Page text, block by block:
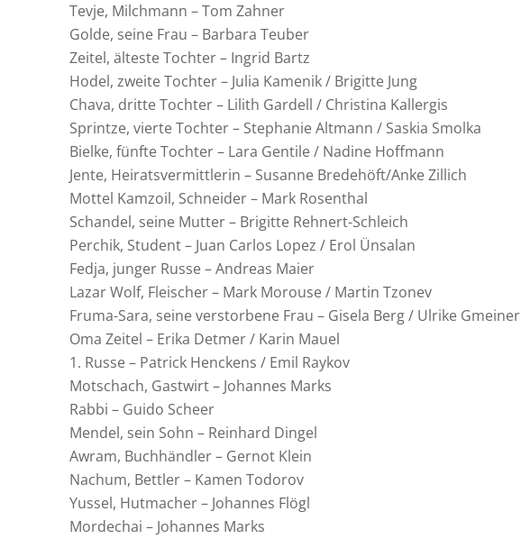
Tevje, Milchmann – Tom Zahner
Golde, seine Frau – Barbara Teuber
Zeitel, älteste Tochter – Ingrid Bartz
Hodel, zweite Tochter – Julia Kamenik / Brigitte Jung
Chava, dritte Tochter – Lilith Gardell / Christina Kallergis
Sprintze, vierte Tochter – Stephanie Altmann / Saskia Smolka
Bielke, fünfte Tochter – Lara Gentile / Nadine Hoffmann
Jente, Heiratsvermittlerin – Susanne Bredehöft/Anke Zillich
Mottel Kamzoil, Schneider – Mark Rosenthal
Schandel, seine Mutter – Brigitte Rehnert-Schleich
Perchik, Student – Juan Carlos Lopez / Erol Ünsalan
Fedja, junger Russe – Andreas Maier
Lazar Wolf, Fleischer – Mark Morouse / Martin Tzonev
Fruma-Sara, seine verstorbene Frau – Gisela Berg / Ulrike Gmeiner
Oma Zeitel – Erika Detmer / Karin Mauel
1. Russe – Patrick Henckens / Emil Raykov
Motschach, Gastwirt – Johannes Marks
Rabbi – Guido Scheer
Mendel, sein Sohn – Reinhard Dingel
Awram, Buchhändler – Gernot Klein
Nachum, Bettler – Kamen Todorov
Yussel, Hutmacher – Johannes Flögl
Mordechai – Johannes Marks